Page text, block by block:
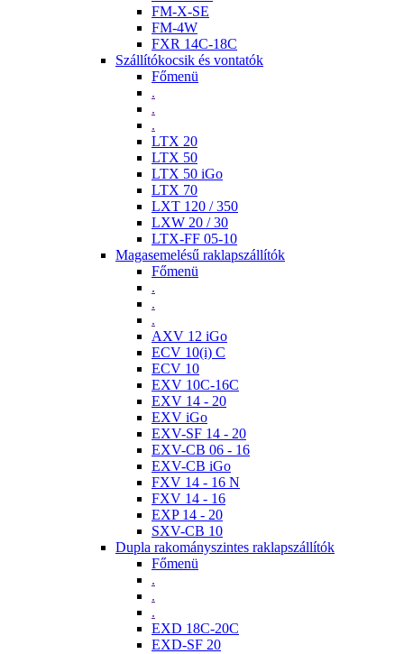
FM-X-SE
FM-4W
FXR 14C-18C
Szállítókocsik és vontatók
Főmenü
.
.
.
LTX 20
LTX 50
LTX 50 iGo
LTX 70
LXT 120 / 350
LXW 20 / 30
LTX-FF 05-10
Magasemelésű raklapszállítók
Főmenü
.
.
.
AXV 12 iGo
ECV 10(i) C
ECV 10
EXV 10C-16C
EXV 14 - 20
EXV iGo
EXV-SF 14 - 20
EXV-CB 06 - 16
EXV-CB iGo
FXV 14 - 16 N
FXV 14 - 16
EXP 14 - 20
SXV-CB 10
Dupla rakományszintes raklapszállítók
Főmenü
.
.
.
EXD 18C-20C
EXD-SF 20